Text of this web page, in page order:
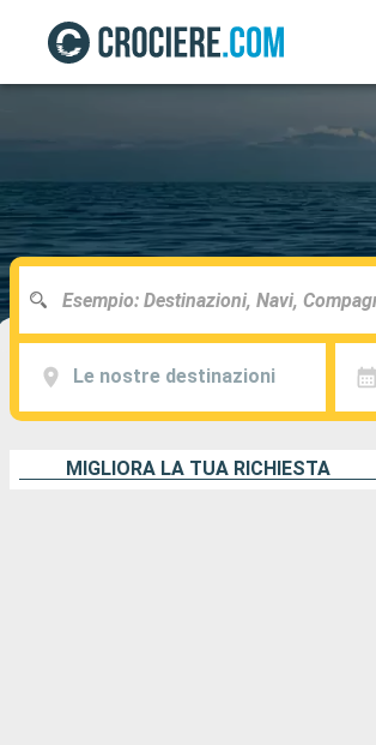
Le nostre destinazioni
MIGLIORA LA TUA RICHIESTA